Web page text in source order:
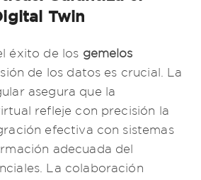
Twin
éxito de los gemelos
de los datos es crucial. La
asegura que la
refleje con precisión la
efectiva con sistemas
adecuada del
La colaboración